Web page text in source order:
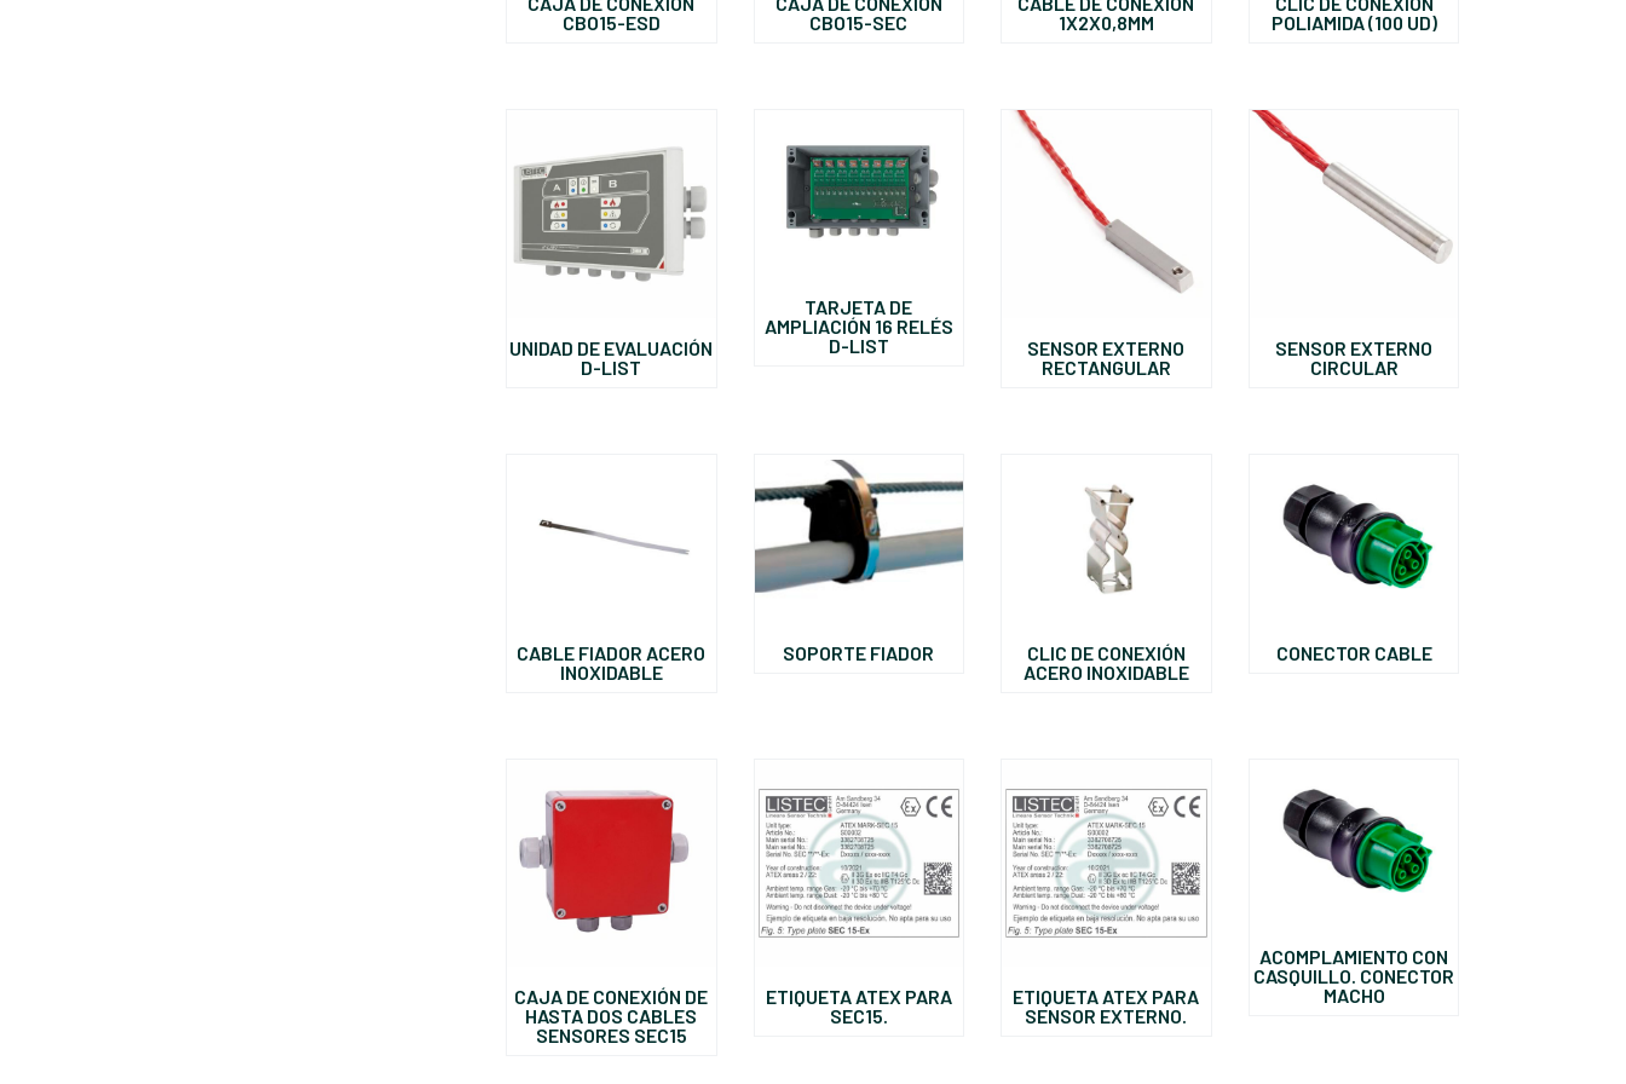
CBO15-ESD
CBO15-SEC
1X2X0,8MM
POLIAMIDA (100 UD)
UNIDAD DE EVALUACIÓN
D-LIST
TARJETA DE
AMPLIACIÓN 16 RELÉS
D-LIST
SENSOR EXTERNO
RECTANGULAR
SENSOR EXTERNO
CIRCULAR
CABLE FIADOR ACERO
INOXIDABLE
SOPORTE FIADOR
CLIC DE CONEXIÓN
ACERO INOXIDABLE
CONECTOR CABLE
CAJA DE CONEXIÓN DE
HASTA DOS CABLES
SENSORES SEC15
ETIQUETA ATEX PARA
SEC15.
ETIQUETA ATEX PARA
SENSOR EXTERNO.
ACOMPLAMIENTO CON
CASQUILLO. CONECTOR
MACHO